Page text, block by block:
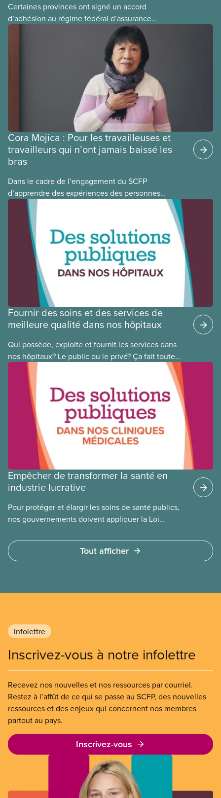
Certaines provinces ont signé un accord
d’adhésion au régime fédéral d’assurance
médicaments. Les sections locales du SCFP dans
ces provinces s’interrogent sur l’incidence que ce
régime pourrait avoir sur leurs avantages
Cora Mojica : Pour les travailleuses et
travailleurs qui n’ont jamais baissé les
bras
Dans le cadre de l’engagement du SCFP
d’apprendre des expériences des personnes
autochtones, noires et racisées, et de célébrer
leurs réussites, nous vous présentons des membres
du Comité national pour la justice raciale et du
Conseil national des Autochtones. L’article de ce
mois-ci présente Cora Mojica, membre du Comité
national pour la justice raciale.
Fournir des soins et des services de
meilleure qualité dans nos hôpitaux
Qui possède, exploite et fournit les services dans
nos hôpitaux? Le public ou le privé? Ça fait toute
une différence. Un hôpital public coûte moins cher,
en donne plus et est voué à l’intérêt public.
Empêcher de transformer la santé en
industrie lucrative
Pour protéger et élargir les soins de santé publics,
nos gouvernements doivent appliquer la Loi
à des services privés à but lucratif. L’accès aux
soins doit dépendre des besoins médicaux, pas de
Tout afficher
Infolettre
Inscrivez-vous à notre infolettre
Recevez nos nouvelles et nos ressources par courriel.
Restez à l’affût de ce qui se passe au SCFP, des nouvelles
ressources et des enjeux qui concernent nos membres
partout au pays.
Inscrivez-vous